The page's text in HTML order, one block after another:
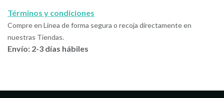
Términos y condiciones
Compre en Línea de forma segura o recoja directamente en
nuestras Tiendas.
Envío: 2-3 días hábiles